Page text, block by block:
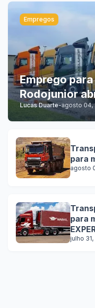
Empregos
Emprego
Rodojunior
Lucas Duarte-agosto 04,
para
agosto
para
julho